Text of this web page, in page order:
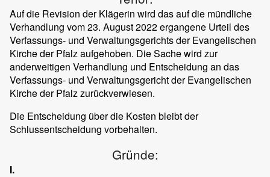
Auf die Revision der Klägerin wird das auf die mündliche
Verhandlung vom 23. August 2022 ergangene Urteil des
Verfassungs- und Verwaltungsgerichts der Evangelischen
Kirche der Pfalz aufgehoben. Die Sache wird zur
anderweitigen Verhandlung und Entscheidung an das
Verfassungs- und Verwaltungsgericht der Evangelischen
Kirche der Pfalz zurückverwiesen.
Die Entscheidung über die Kosten bleibt der
Schlussentscheidung vorbehalten.
Gründe:
I.